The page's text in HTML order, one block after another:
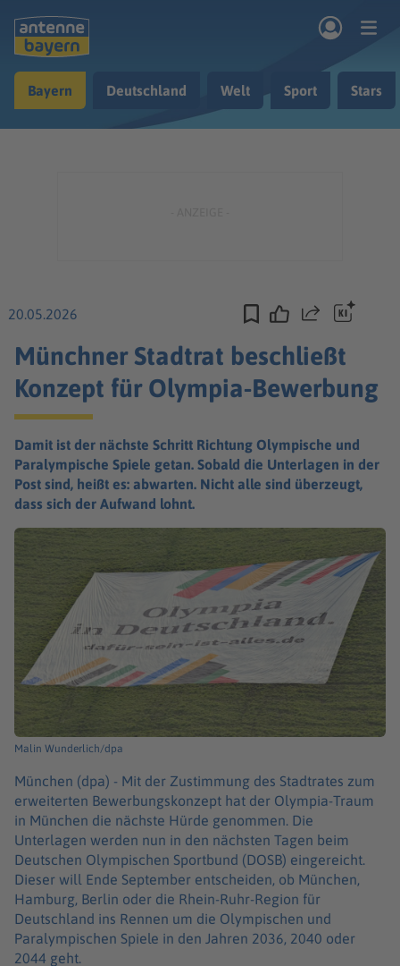
Musik & Radio
Bayern Deutschland Welt Sport Stars
20.05.2026 Teilen
Münchner Stadtrat beschließt
Konzept für Olympia-Bewerbung
Damit ist der nächste Schritt Richtung Olympische und
Paralympische Spiele getan. Sobald die Unterlagen in der
Post sind, heißt es: abwarten. Nicht alle sind überzeugt,
dass sich der Aufwand lohnt.
Malin Wunderlich/dpa
München (dpa) - Mit der Zustimmung des Stadtrates zum
erweiterten Bewerbungskonzept hat der Olympia-Traum
in München die nächste Hürde genommen. Die
Unterlagen werden nun in den nächsten Tagen beim
Deutschen Olympischen Sportbund (DOSB) eingereicht.
Dieser will Ende September entscheiden, ob München,
Hamburg, Berlin oder die Rhein-Ruhr-Region für
Deutschland ins Rennen um die Olympischen und
Paralympischen Spiele in den Jahren 2036, 2040 oder
2044 geht.